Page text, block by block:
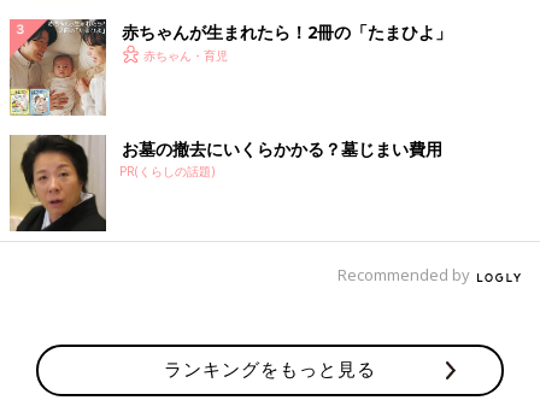
赤ちゃんが生まれたら！2冊の「たまひよ」
赤ちゃん・育児
お墓の撤去にいくらかかる？墓じまい費用
PR(くらしの話題)
Recommended by
ランキングをもっと見る